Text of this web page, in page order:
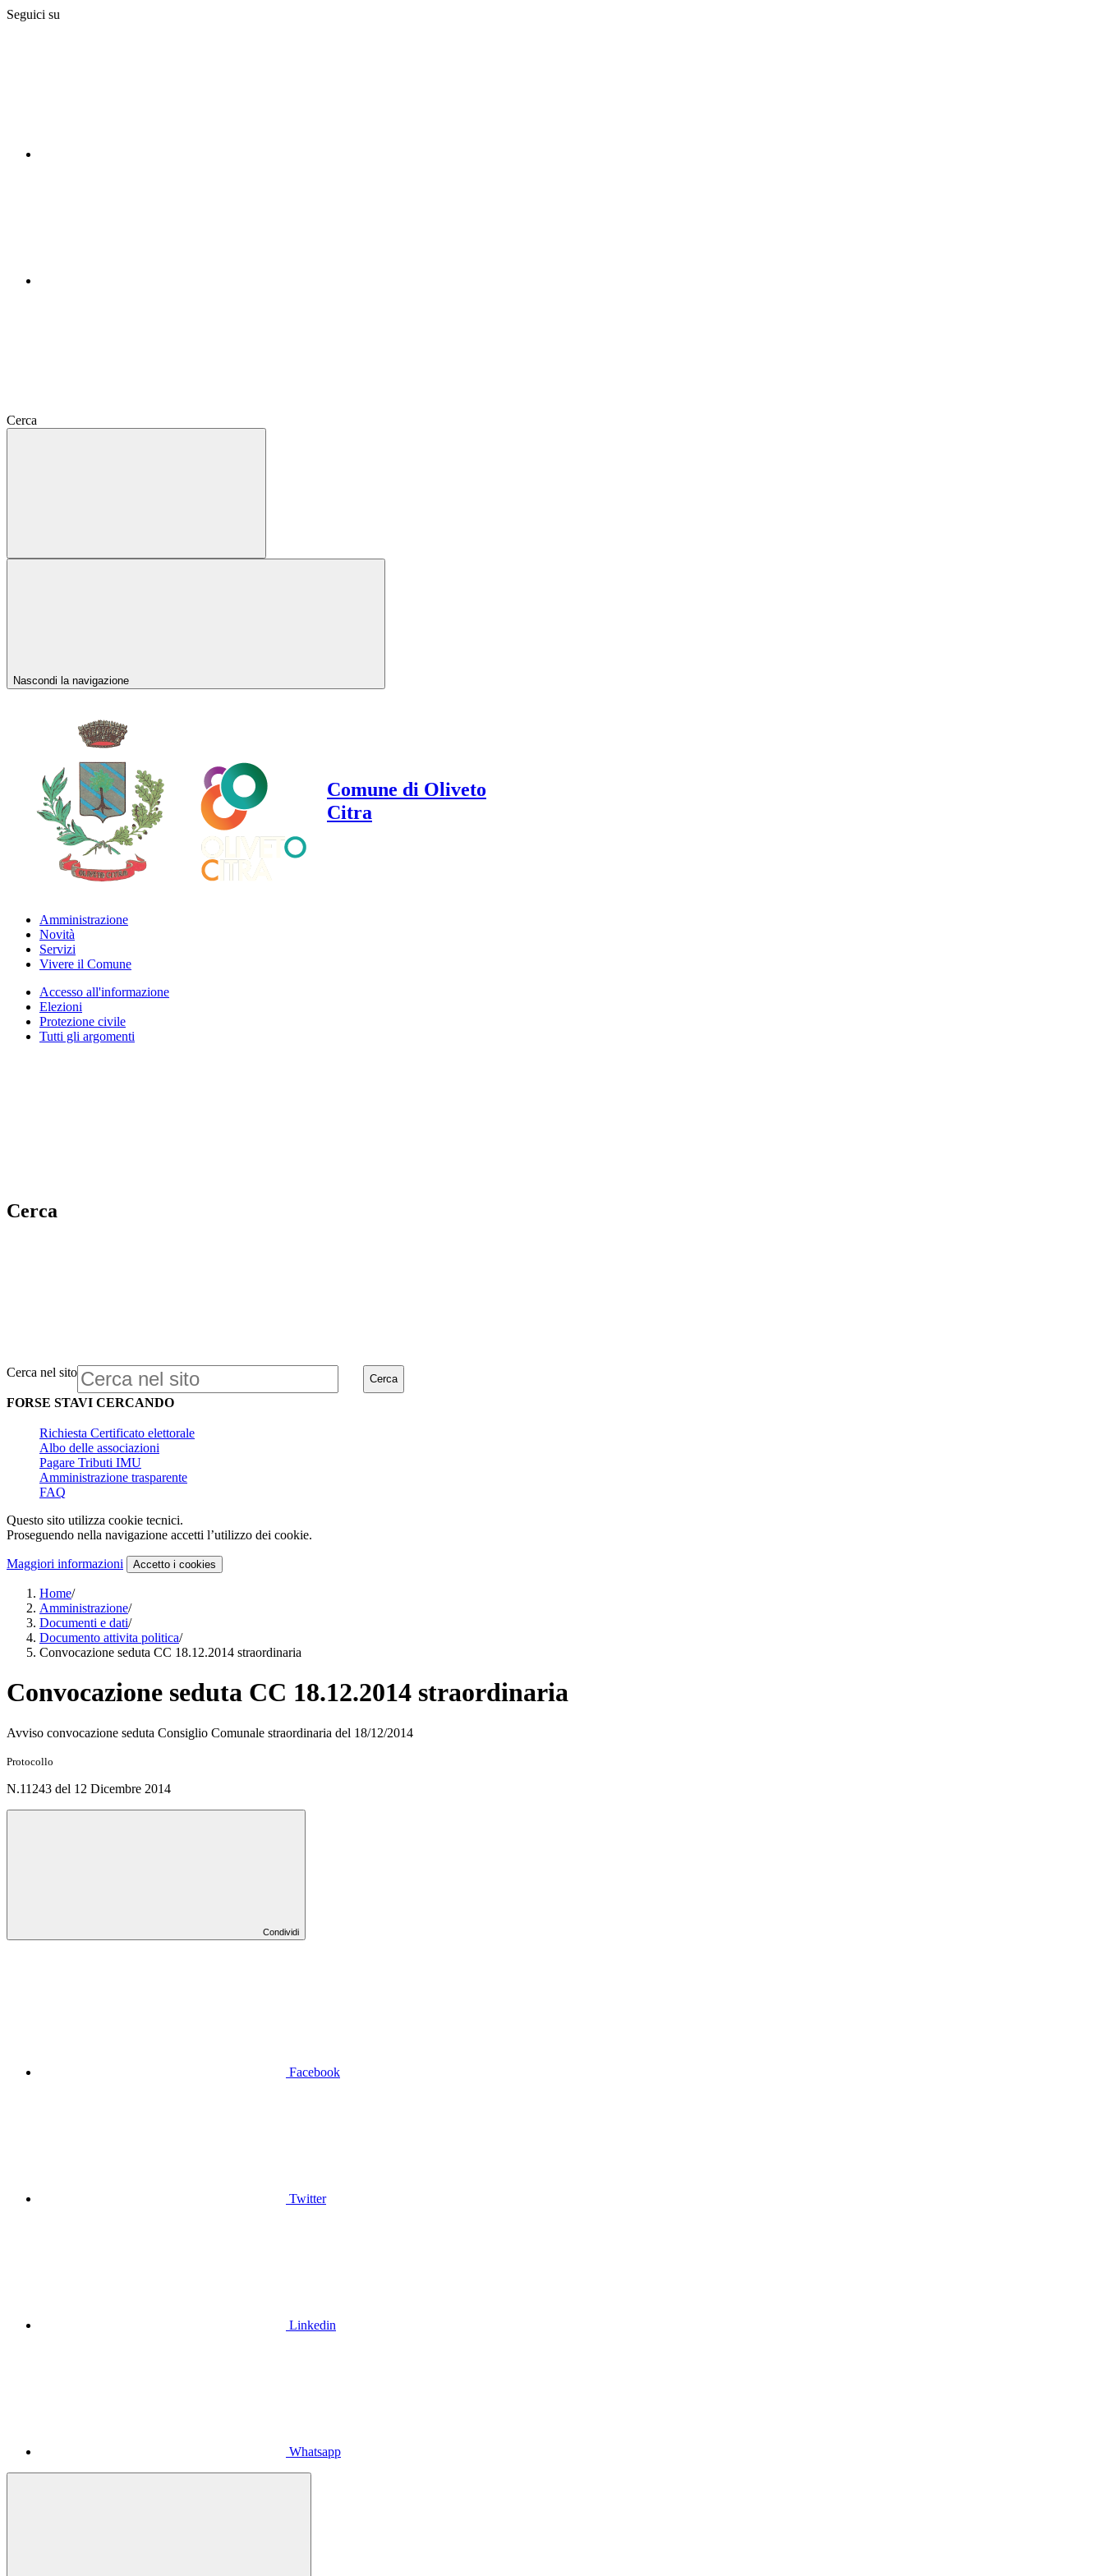
Seguici su
Cerca
Nascondi la navigazione
Comune di Oliveto
Citra
Amministrazione
Novità
Servizi
Vivere il Comune
Accesso all'informazione
Elezioni
Protezione civile
Tutti gli argomenti
Cerca
Cerca nel sito Cerca
FORSE STAVI CERCANDO
Richiesta Certificato elettorale
Albo delle associazioni
Pagare Tributi IMU
Amministrazione trasparente
FAQ
Questo sito utilizza cookie tecnici.
Proseguendo nella navigazione accetti l’utilizzo dei cookie.
Maggiori informazioni Accetto i cookies
Home/
Amministrazione/
Documenti e dati/
Documento attivita politica/
Convocazione seduta CC 18.12.2014 straordinaria
Convocazione seduta CC 18.12.2014 straordinaria
Avviso convocazione seduta Consiglio Comunale straordinaria del 18/12/2014
Protocollo
N.11243 del 12 Dicembre 2014
Condividi
Facebook
Twitter
Linkedin
Whatsapp